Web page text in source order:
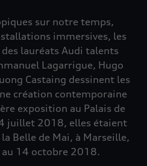
sur notre temps,
immersives, les
lauréats Audi talents
Lagarrigue, Hugo
Castaing dessinent les
création contemporaine
exposition au Palais de
juillet 2018, elles étaient
Belle de Mai, à Marseille,
14 octobre 2018.